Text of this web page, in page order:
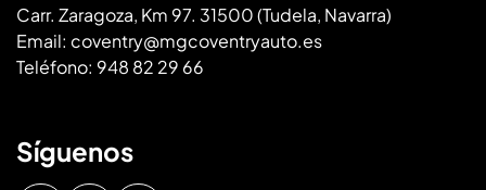
Carr. Zaragoza, Km 97. 31500 (Tudela, Navarra)
Email: coventry@mgcoventryauto.es
Teléfono: 948 82 29 66
Síguenos